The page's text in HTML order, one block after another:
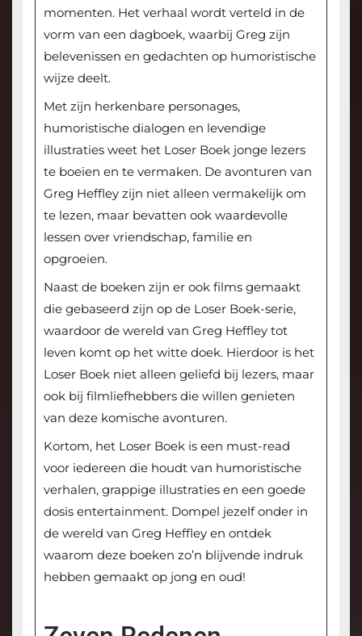
momenten. Het verhaal wordt verteld in de
vorm van een dagboek, waarbij Greg zijn
belevenissen en gedachten op humoristische
wijze deelt.
Met zijn herkenbare personages,
humoristische dialogen en levendige
illustraties weet het Loser Boek jonge lezers
te boeien en te vermaken. De avonturen van
Greg Heffley zijn niet alleen vermakelijk om
te lezen, maar bevatten ook waardevolle
lessen over vriendschap, familie en
opgroeien.
Naast de boeken zijn er ook films gemaakt
die gebaseerd zijn op de Loser Boek-serie,
waardoor de wereld van Greg Heffley tot
leven komt op het witte doek. Hierdoor is het
Loser Boek niet alleen geliefd bij lezers, maar
ook bij filmliefhebbers die willen genieten
van deze komische avonturen.
Kortom, het Loser Boek is een must-read
voor iedereen die houdt van humoristische
verhalen, grappige illustraties en een goede
dosis entertainment. Dompel jezelf onder in
de wereld van Greg Heffley en ontdek
waarom deze boeken zo’n blijvende indruk
hebben gemaakt op jong en oud!